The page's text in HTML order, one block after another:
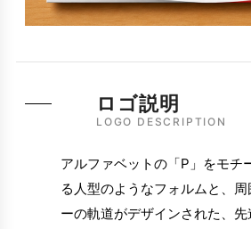
ロゴ説明
LOGO DESCRIPTION
アルファベットの「P」をモチ
る人型のようなフォルムと、
ーの軌道がデザインされた、